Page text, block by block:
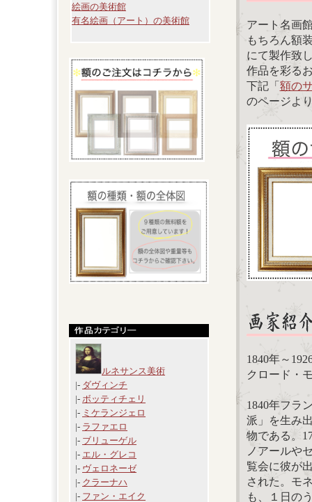
絵画の美術館
有名絵画（アート）の美術館
ルネサンス美術
|- ダヴィンチ
|- ボッティチェリ
|- ミケランジェロ
|- ラファエロ
|- ブリューゲル
|- エル・グレコ
|- ヴェロネーゼ
|- クラーナハ
|- ファン・エイク
アート名画
もちろん額
にて製作致
作品を彩る
下記「額の
のページよ
1840年～
クロード
1840年フラ
派」を生み
物である。
ノアールや
覧会に彼が
された。モ
も、１日の